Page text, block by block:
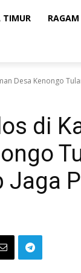
TIMUR RAGAM
Desa Kenongo
di
Jaga